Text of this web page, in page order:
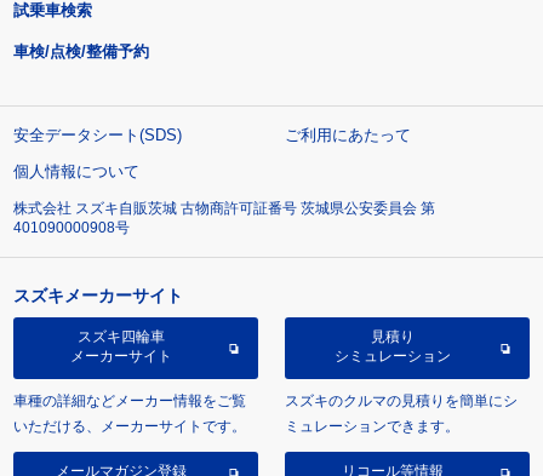
試乗車検索
車検/点検/整備予約
安全データシート(SDS)
ご利用にあたって
個人情報について
株式会社 スズキ自販茨城 古物商許可証番号 茨城県公安委員会 第
401090000908号
スズキメーカーサイト
スズキ四輪車
メーカーサイト
車種の詳細などメーカー情報をご覧
いただける、メーカーサイトです。
見積り
シミュレーション
スズキのクルマの見積りを簡単にシ
ミュレーションできます。
メールマガジン登録 リコール等情報